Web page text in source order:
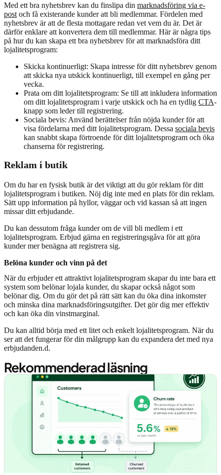
Med ett bra nyhetsbrev kan du finslipa din marknadsföring via e-
post och få existerande kunder att bli medlemmar. Fördelen med
nyhetsbrev är att de flesta mottagare redan vet vem du är. Det är
därför enklare att konvertera dem till medlemmar. Här är några tips
på hur du kan skapa ett bra nyhetsbrev för att marknadsföra ditt
lojalitetsprogram:
Skicka kontinuerligt: Skapa intresse för ditt nyhetsbrev genom
att skicka nya utskick kontinuerligt, till exempel en gång per
vecka.
Prata om ditt lojalitetsprogram: Se till att inkludera information
om ditt lojalitetsprogram i varje utskick och ha en tydlig CTA-
knapp som leder till registrering.
Sociala bevis: Använd berättelser från nöjda kunder för att
visa fördelarna med ditt lojalitetsprogram. Dessa sociala bevis
kan snabbt skapa förtroende för ditt lojalitetsprogram och öka
chanserna för registrering.
Reklam i butik
Om du har en fysisk butik är det viktigt att du gör reklam för ditt
lojalitetsprogram i butiken. Nöj dig inte med en plats för din reklam.
Sätt upp information på hyllor, väggar och vid kassan så att ingen
missar ditt erbjudande.
Du kan dessutom fråga kunder om de vill bli medlem i ett
lojalitetsprogram. Erbjud gärna en registreringsgåva för att göra
kunder mer benägna att registrera sig.
Belöna kunder och vinn på det
När du erbjuder ett attraktivt lojalitetsprogram skapar du inte bara ett
system som belönar lojala kunder, du skapar också något som
belönar dig. Om du gör det på rätt sätt kan du öka dina inkomster
och minska dina marknadsföringsutgifter. Det gör dig mer effektiv
och kan öka din vinstmarginal.
Du kan alltid börja med ett litet och enkelt lojalitetsprogram. När du
ser att det fungerar för din målgrupp kan du expandera det med nya
erbjudanden.d.
Rekommenderad läsning